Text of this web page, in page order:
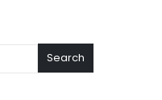
Search